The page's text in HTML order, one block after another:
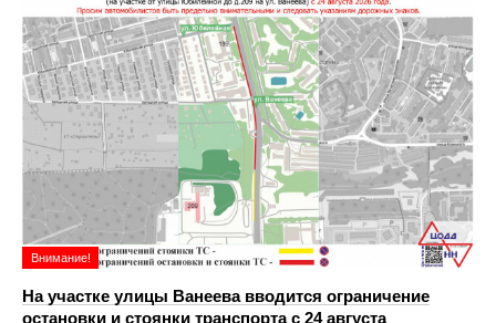
Внимание!
На участке улицы Ванеева вводится ограничение
остановки и стоянки транспорта с 24 августа